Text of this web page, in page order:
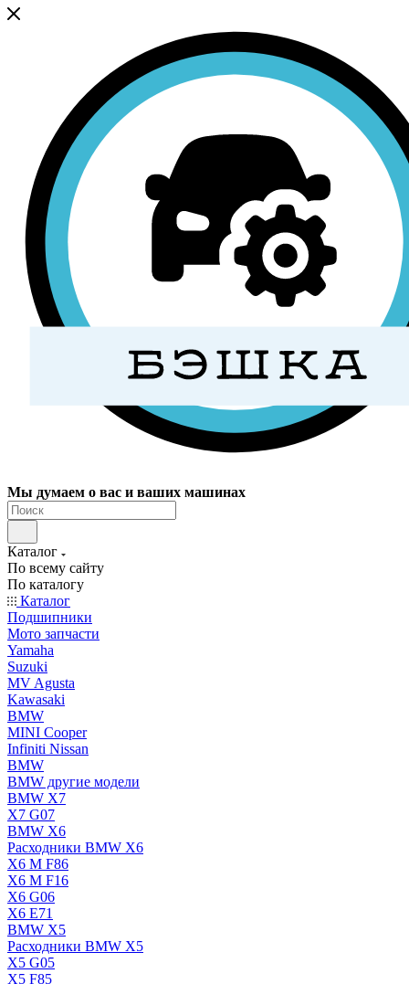
Мы думаем о вас и ваших машинах
Каталог
По всему сайту
По каталогу
Каталог
Подшипники
Мото запчасти
Yamaha
Suzuki
MV Agusta
Kawasaki
BMW
MINI Cooper
Infiniti Nissan
BMW
BMW другие модели
BMW X7
X7 G07
BMW X6
Расходники BMW X6
X6 M F86
X6 M F16
X6 G06
X6 E71
BMW X5
Расходники BMW X5
X5 G05
X5 F85